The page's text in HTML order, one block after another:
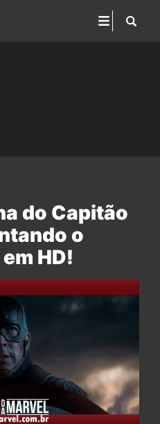
do Capitão
o
HD!